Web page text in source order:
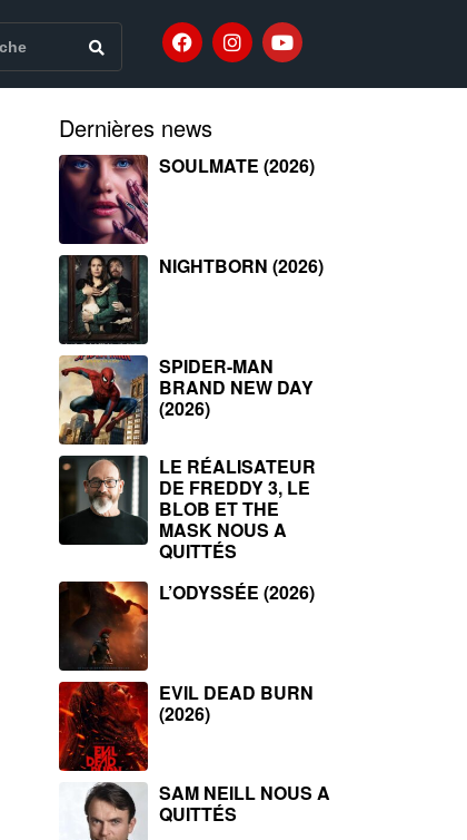
Dernières news
SOULMATE (2026)
NIGHTBORN (2026)
SPIDER-MAN
BRAND NEW DAY
(2026)
LE RÉALISATEUR
DE FREDDY 3, LE
BLOB ET THE
MASK NOUS A
QUITTÉS
L’ODYSSÉE (2026)
EVIL DEAD BURN
(2026)
SAM NEILL NOUS A
QUITTÉS